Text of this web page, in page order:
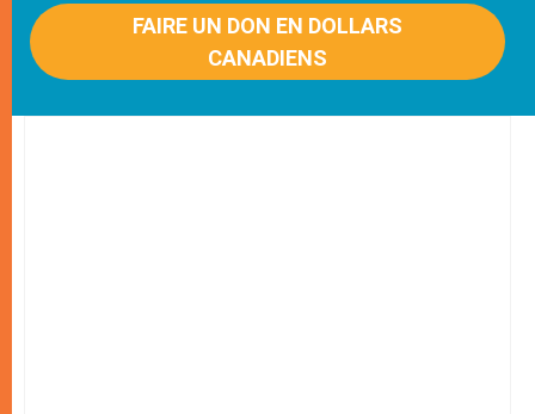
FAIRE UN DON EN DOLLARS
CANADIENS